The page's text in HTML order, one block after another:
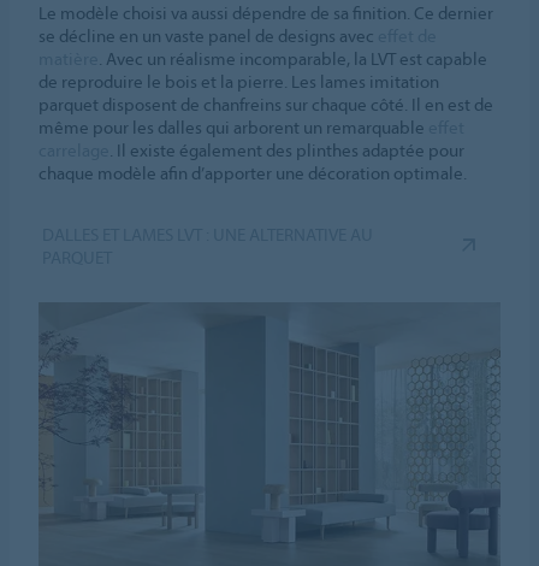
Le modèle choisi va aussi dépendre de sa finition. Ce dernier
se décline en un vaste panel de designs avec
. Avec un réalisme incomparable, la LVT est capable
de reproduire le bois et la pierre. Les lames imitation
parquet disposent de chanfreins sur chaque côté. Il en est de
même pour les dalles qui arborent un remarquable
. Il existe également des plinthes adaptée pour
chaque modèle afin d’apporter une décoration optimale.